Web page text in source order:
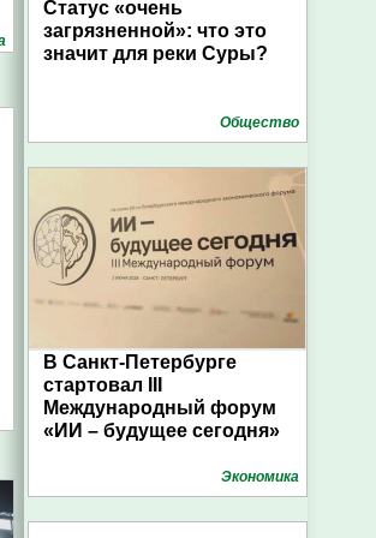
Статус «очень
загрязненной»: что это
значит для реки Суры?
Общество
В Санкт-Петербурге
стартовал III
Международный форум
«ИИ – будущее сегодня»
Экономика